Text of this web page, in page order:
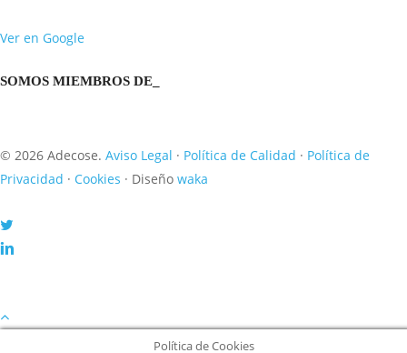
Ver en Google
SOMOS MIEMBROS DE_
© 2026 Adecose. Aviso Legal · Política de Calidad · Política de
Privacidad · Cookies · Diseño waka
twitter
linkedin
Política de Cookies